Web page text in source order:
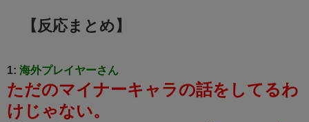
【反応まとめ】
1: 海外プレイヤーさん
ただのマイナーキャラの話をしてるわ
けじゃない。